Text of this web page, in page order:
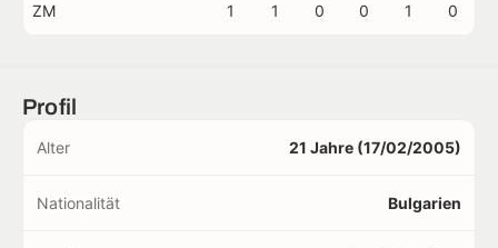
ZM 1 1 0 0 1 0
Profil
Alter 21 Jahre (17/02/2005)
Nationalität Bulgarien